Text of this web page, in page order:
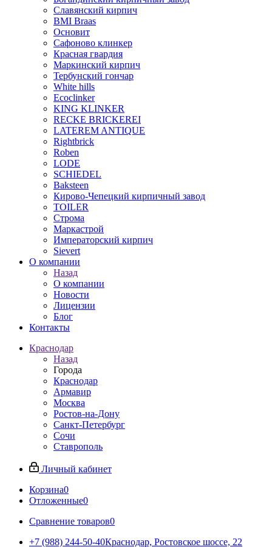
Славянский кирпич
BMI Braas
Основит
Сафоново клинкер
Красная гвардия
Маркинский кирпич
Тербунский гончар
White hills
Ecoclinker
KING KLINKER
RECKE BRICKEREI
LATEREM ANTIQUE
Rightbrick
Roben
LODE
SCHIEDEL
Baksteen
Кирово-Чепецкий кирпичный завод
TOILER
Строма
Маркастрой
Императорский кирпич
Sievert
О компании
Назад
О компании
Новости
Лицензии
Блог
Контакты
Краснодар
Назад
Города
Краснодар
Армавир
Москва
Ростов-на-Дону
Санкт-Петербург
Сочи
Ставрополь
Личный кабинет
Корзина0
Отложенные0
Сравнение товаров0
+7 (988) 244-50-40Краснодар, Ростовское шоссе, 22